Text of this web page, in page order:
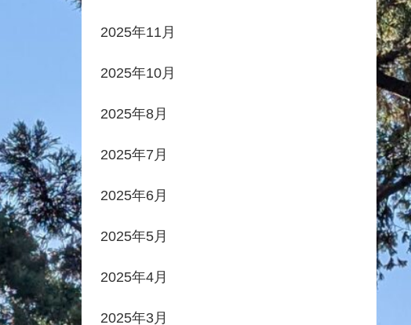
2025年11月
2025年10月
2025年8月
2025年7月
2025年6月
2025年5月
2025年4月
2025年3月